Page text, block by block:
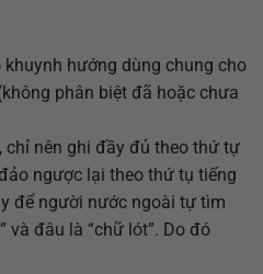
khuynh hướng dùng chung cho
phân biệt đã hoặc chưa
chỉ nên ghi đầy đủ theo thứ tự
ngược lại theo thứ tụ tiếng
để người nước ngoài tự tìm
và đâu là “chữ lót”. Do đó